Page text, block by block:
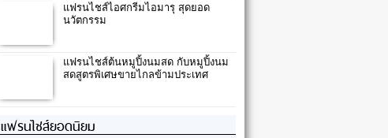
แฟรนไชส์ไอศกรีมไอมารุ สุดยอด
นวัตกรรม
แฟรนไชส์ต้นหมูปิ้งนมสด กับหมูปิ้งนม
สดสูตรพิเศษขายไกลข้ามประเทศ
แฟรนไชส์ยอดนิยม